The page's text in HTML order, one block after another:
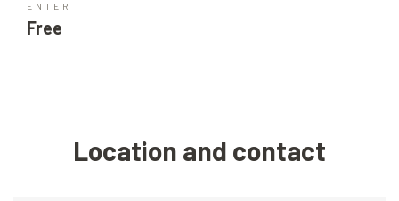
ENTER
Free
Location and contact